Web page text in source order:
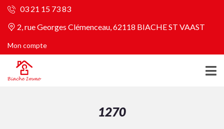
03 21 15 73 83
2, rue Georges Clémenceau, 62118 BIACHE ST VAAST
Mon compte
1270